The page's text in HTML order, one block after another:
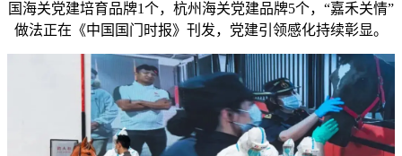
国海关党建培育品牌1个，杭州海关党建品牌5个，“嘉禾关情”
做法正在《中国国门时报》刊发，党建引领感化持续彰显。